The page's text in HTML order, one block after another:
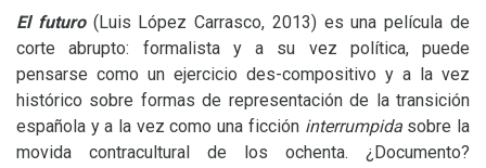
El futuro (Luis López Carrasco, 2013) es una película de
corte abrupto: formalista y a su vez política, puede
pensarse como un ejercicio des-compositivo y a la vez
histórico sobre formas de representación de la transición
española y a la vez como una ficción interrumpida sobre la
movida contracultural de los ochenta. ¿Documento?